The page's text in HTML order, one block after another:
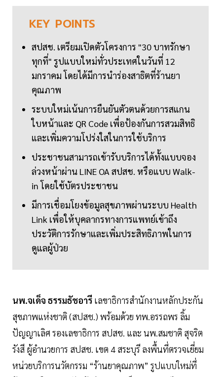
KEY POINTS
สปสช. เตรียมเปิดตัวโครงการ "30 บาทรักษา
ทุกที่" รูปแบบใหม่ทั่วประเทศในวันที่ 12
มกราคม โดยได้มีการนำร่องสาธิตที่ร้านยา
คุณภาพ
ระบบใหม่เน้นการยืนยันตัวตนด้วยการสแกน
ใบหน้าและ QR Code เพื่อป้องกันการสวมสิทธิ
และเพิ่มความโปร่งใสในการใช้บริการ
ประชาชนสามารถเข้ารับบริการได้ทั้งแบบจอง
ล่วงหน้าผ่าน LINE OA สปสช. หรือแบบ Walk-
in โดยใช้บัตรประชาชน
มีการเชื่อมโยงข้อมูลสุขภาพผ่านระบบ Health
Link เพื่อให้บุคลากรทางการแพทย์เข้าถึง
ประวัติการรักษาและเพิ่มประสิทธิภาพในการ
ดูแลผู้ป่วย
นพ.จเด็จ ธรรมธัชอารี เลขาธิการสำนักงานหลักประกัน
สุขภาพแห่งชาติ (สปสช.) พร้อมด้วย ทพ.อรรถพร ลิ้ม
ปัญญาเลิศ รองเลขาธิการ สปสช. และ นพ.สมชาติ สุจริต
รังสี ผู้อำนวยการ สปสช. เขต 4 สระบุรี ลงพื้นที่ตรวจเยี่ยม
หน่วยบริการนวัตกรรม “ร้านยาคุณภาพ” รูปแบบใหม่ที่